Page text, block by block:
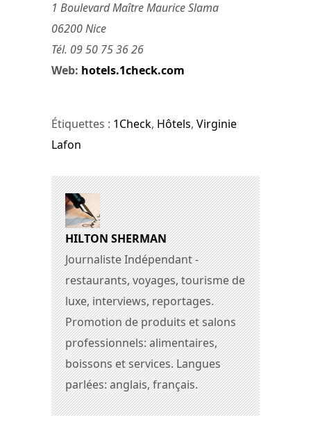
1 Boulevard Maître Maurice Slama
06200 Nice
Tél. 09 50 75 36 26
Web: hotels.1check.com
Étiquettes : 1Check, Hôtels, Virginie
Lafon
HILTON SHERMAN
Journaliste Indépendant -
restaurants, voyages, tourisme de
luxe, interviews, reportages.
Promotion de produits et salons
professionnels: alimentaires,
boissons et services. Langues
parlées: anglais, français.